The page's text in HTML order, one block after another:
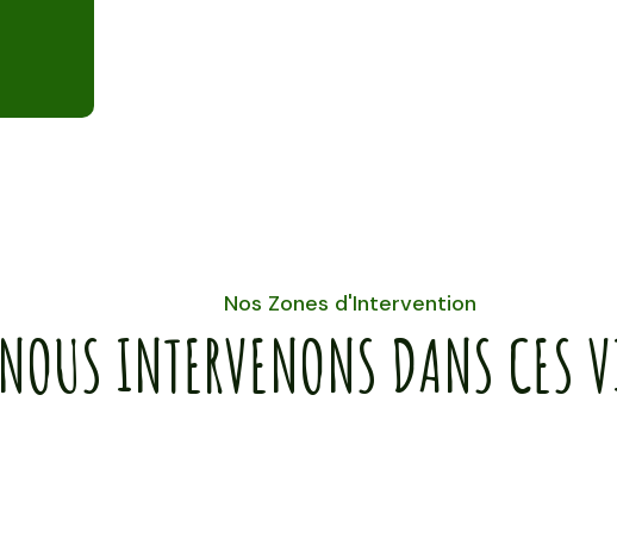
Nos Zones d'Intervention
NOUS INTERVENONS DANS CES